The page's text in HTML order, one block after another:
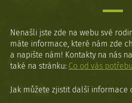
Nenašli jste zde na webu své
máte informace, které nám zde
a napište nám! Kontakty na nás
také na stránku: Co od vás
Jak můžete zjistit další informace